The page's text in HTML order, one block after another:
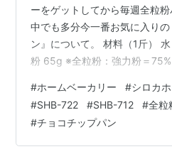
ーをゲットしてから毎週全粒
中でも多分今一番お気に入り
ン』について。 材料（1斤）
粉 65g ※全粒粉：強力粉＝
ター 17g ドライイースト 3g
さの30%くらいまでOKのよう
通り、 全粒粉・強力粉・ドラ
っています。
#ホームベーカリー #シロカ
#SHB-722 #SHB-712 #全粒
#チョコチップパン